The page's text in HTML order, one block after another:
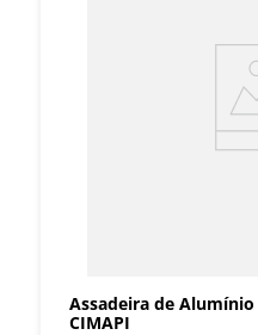
Assadeira de
CIMAPI